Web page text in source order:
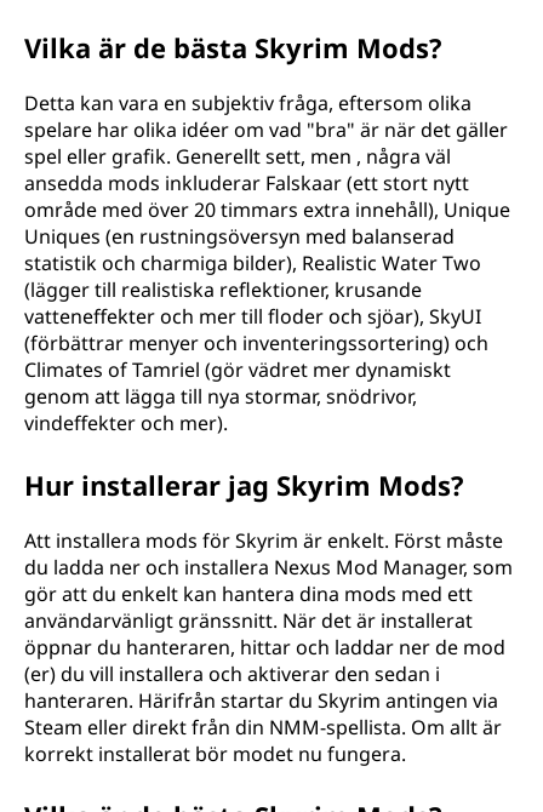
Vilka är de bästa Skyrim Mods?
Detta kan vara en subjektiv fråga, eftersom olika
spelare har olika idéer om vad "bra" är när det gäller
spel eller grafik. Generellt sett, men , några väl
ansedda mods inkluderar Falskaar (ett stort nytt
område med över 20 timmars extra innehåll), Unique
Uniques (en rustningsöversyn med balanserad
statistik och charmiga bilder), Realistic Water Two
(lägger till realistiska reflektioner, krusande
vatteneffekter och mer till floder och sjöar), SkyUI
(förbättrar menyer och inventeringssortering) och
Climates of Tamriel (gör vädret mer dynamiskt
genom att lägga till nya stormar, snödrivor,
vindeffekter och mer).
Hur installerar jag Skyrim Mods?
Att installera mods för Skyrim är enkelt. Först måste
du ladda ner och installera Nexus Mod Manager, som
gör att du enkelt kan hantera dina mods med ett
användarvänligt gränssnitt. När det är installerat
öppnar du hanteraren, hittar och laddar ner de mod
(er) du vill installera och aktiverar den sedan i
hanteraren. Härifrån startar du Skyrim antingen via
Steam eller direkt från din NMM-spellista. Om allt är
korrekt installerat bör modet nu fungera.